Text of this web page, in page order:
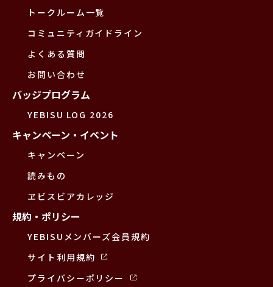
トークルーム一覧
コミュニティガイドライン
よくある質問
お問い合わせ
バッジプログラム
YEBISU LOG 2026
キャンペーン・イベント
キャンペーン
読みもの
ヱビスビアカレッジ
規約・ポリシー
YEBISUメンバーズ会員規約
サイト利用規約
プライバシーポリシー